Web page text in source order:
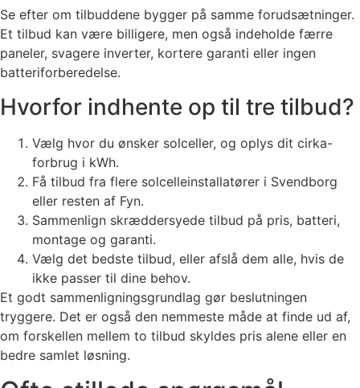
Se efter om tilbuddene bygger på samme forudsætninger.
Et tilbud kan være billigere, men også indeholde færre
paneler, svagere inverter, kortere garanti eller ingen
batteriforberedelse.
Hvorfor indhente op til tre tilbud?
Vælg hvor du ønsker solceller, og oplys dit cirka-
forbrug i kWh.
Få tilbud fra flere solcelleinstallatører i Svendborg
eller resten af Fyn.
Sammenlign skræddersyede tilbud på pris, batteri,
montage og garanti.
Vælg det bedste tilbud, eller afslå dem alle, hvis de
ikke passer til dine behov.
Et godt sammenligningsgrundlag gør beslutningen
tryggere. Det er også den nemmeste måde at finde ud af,
om forskellen mellem to tilbud skyldes pris alene eller en
bedre samlet løsning.